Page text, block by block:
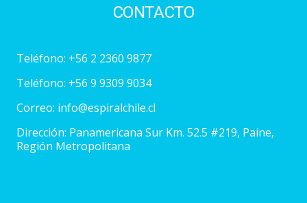
CONTACTO
Teléfono: +56 2 2360 9877
Teléfono: +56 9 9309 9034
Correo: info@espiralchile.cl
Dirección: Panamericana Sur Km. 52.5 #219, Paine,
Región Metropolitana